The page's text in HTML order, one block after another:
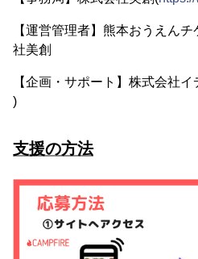
【運営管理者】熊本おうえん
社美創
【企画・サポート】株式会社イ
)
支援の方法